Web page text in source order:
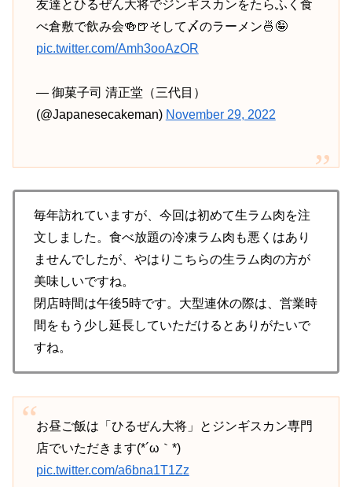
友達とひるぜん大将でジンギスカンをたらふく食
べ倉敷で飲み会🍻🍺そして〆のラーメン🍜🤪
pic.twitter.com/Amh3ooAzOR
— 御菓子司 清正堂（三代目）
(@Japanesecakeman) November 29, 2022
毎年訪れていますが、今回は初めて生ラム肉を注
文しました。食べ放題の冷凍ラム肉も悪くはあり
ませんでしたが、やはりこちらの生ラム肉の方が
美味しいですね。
閉店時間は午後5時です。大型連休の際は、営業時
間をもう少し延長していただけるとありがたいで
すね。
お昼ご飯は「ひるぜん大将」とジンギスカン専門
店でいただきます(*´ω｀*)
pic.twitter.com/a6bna1T1Zz